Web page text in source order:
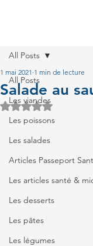
All Posts
Les viandes
Les poissons
Les salades
Articles Passeport
Les articles santé &
Les desserts
Les pâtes
Les légumes
All Posts
Salade au
1 mai 2021 1 min de lecture
Noté NaN étoiles